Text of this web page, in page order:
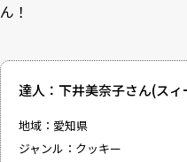
ん！
達人：下井美奈子さん(ス
地域：愛知県
ジャンル：クッキー